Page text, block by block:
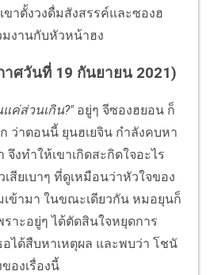
าตั้งวงดื่มสังสรรค์และซองฮ
งานกับหัวหน้าฮง
าศวันที่ 19 กันยายน 2021)
แค่ส่วนเกิน?"อยู่ๆ จีซองฮยอน ก็
ว่าตอนนี้ ยุนฮเยจิน กำลังคบหา
จึงทำให้เขาเกิดสะกิดใจอะไร
สียเบาๆ ที่ดูเหมือนว่าหัวใจของ
เข้ามา ในขณะเดียวกัน หมอยุนก็
าะอยู่ๆ ได้ตัดสินใจหยุดการ
ได้สืบหาเหตุผล และพบว่า โชนั
องเรื่องนี้